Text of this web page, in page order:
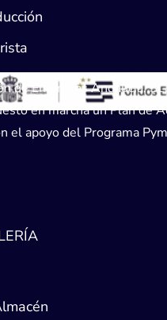
de Empresas Andaucía,
en marcha un Plan
el apoyo del Programa